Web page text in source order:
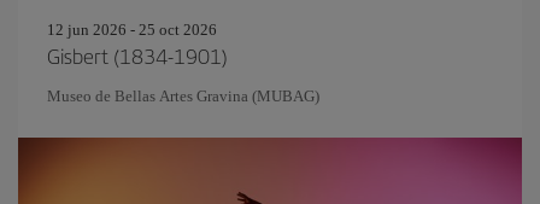
12 jun 2026 - 25 oct 2026
Gisbert (1834-1901)
Museo de Bellas Artes Gravina (MUBAG)